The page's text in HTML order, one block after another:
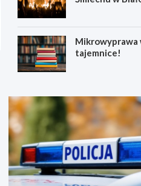
Mikrowyprawa
tajemnice!